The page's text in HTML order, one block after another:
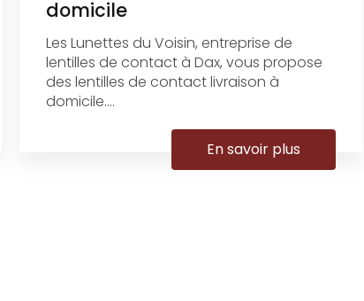
domicile
Les Lunettes du Voisin, entreprise de
lentilles de contact à Dax, vous propose
des lentilles de contact livraison à
domicile....
En savoir plus